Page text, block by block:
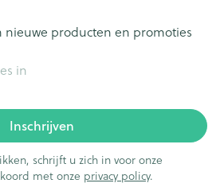
nieuwe producten en promoties
Inschrijven
schrijft u zich in voor onze
met onze privacy policy.